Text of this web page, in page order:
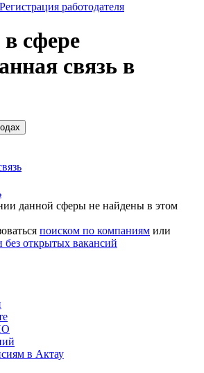
Регистрация работодателя
сфере
связь в
данной сферы не найдены в этом
поиском по компаниям или
без открытых вакансий
в Актау